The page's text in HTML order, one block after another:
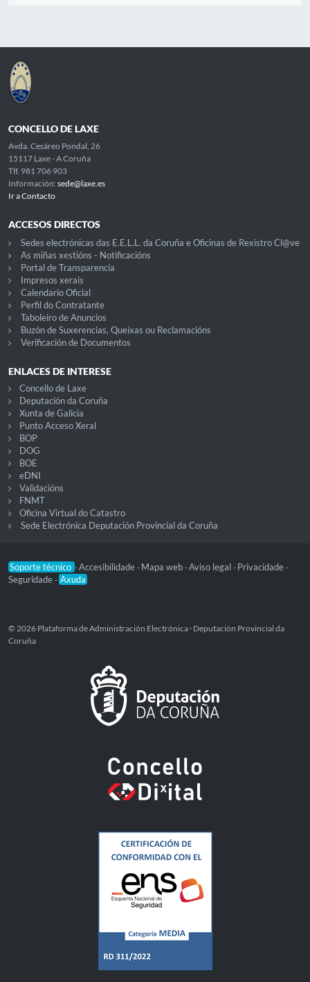
CONCELLO DE LAXE
Avda. Cesáreo Pondal, 26
15117 Laxe - A Coruña
Tlf. 981 706 903
Información: sede@laxe.es
Ir a Contacto
ACCESOS DIRECTOS
Sedes electrónicas das E.E.L.L. da Coruña e Oficinas de Rexistro Cl@ve
As miñas xestións - Notificacións
Portal de Transparencia
Impresos xerais
Calendario Oficial
Perfil do Contratante
Taboleiro de Anuncios
Buzón de Suxerencias, Queixas ou Reclamacións
Verificación de Documentos
ENLACES DE INTERESE
Concello de Laxe
Deputación da Coruña
Xunta de Galicia
Punto Acceso Xeral
BOP
DOG
BOE
eDNI
Validacións
FNMT
Oficina Virtual do Catastro
Sede Electrónica Deputación Provincial da Coruña
Soporte técnico -Accesibilidade - Mapa web -Aviso legal - Privacidade -
Seguridade - Axuda
© 2026 Plataforma de Administración Electrónica · Deputación Provincial da
Coruña